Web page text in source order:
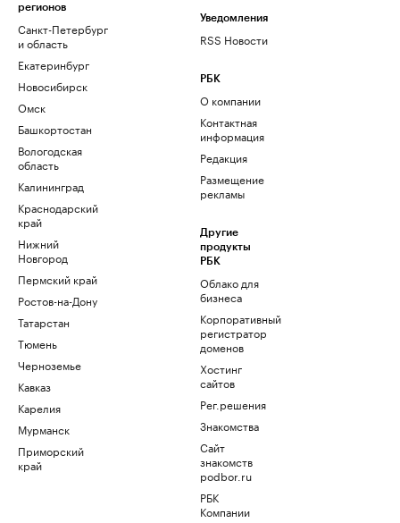
регионов
Санкт-Петербург
и область
Екатеринбург
Новосибирск
Омск
Башкортостан
Вологодская
область
Калининград
Краснодарский
край
Нижний
Новгород
Пермский край
Ростов-на-Дону
Татарстан
Тюмень
Черноземье
Кавказ
Карелия
Мурманск
Приморский
край
Уведомления
RSS Новости
РБК
О компании
Контактная
информация
Редакция
Размещение
рекламы
Другие
продукты
РБК
Облако для
бизнеса
Корпоративный
регистратор
доменов
Хостинг
сайтов
Рег.решения
Знакомства
Сайт
знакомств
podbor.ru
РБК
Компании